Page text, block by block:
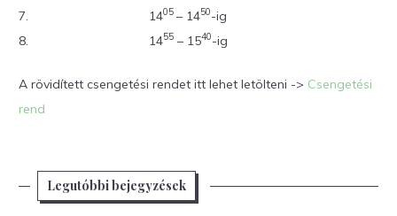
7.
1405 – 1450-ig
8.
1455 – 1540-ig
A rövidített csengetési rendet itt lehet letölteni -> Csengetési
rend
Legutóbbi bejegyzések